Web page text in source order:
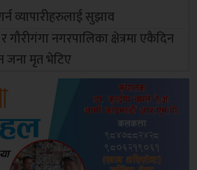
व्यापारीहरुलाई सुझाव
गौरीगंगा नगरपालिका क्षेत्रमा एकैदिन
जना मृत भेटिए